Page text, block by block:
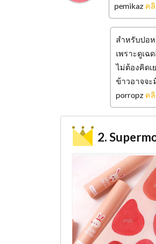
pemikaz ค
สำหรับปอห
เพราะดูเ
ไม่ต้องคิดเ
ข้าวอาจจะ
porropz ค
2.